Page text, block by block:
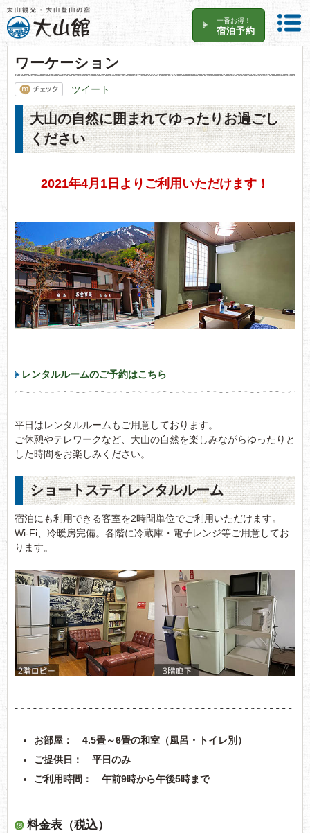
一番お得！
宿泊予約
ワーケーション
ツイート
大山の自然に囲まれてゆったりお過ごし
ください
2021年4月1日よりご利用いただけます！
レンタルルームのご予約はこちら
平日はレンタルルームもご用意しております。
ご休憩やテレワークなど、大山の自然を楽しみながらゆったりと
した時間をお楽しみください。
ショートステイレンタルルーム
宿泊にも利用できる客室を2時間単位でご利用いただけます。
Wi-Fi、冷暖房完備。各階に冷蔵庫・電子レンジ等ご用意してお
ります。
お部屋： 4.5畳～6畳の和室（風呂・トイレ別）
ご提供日： 平日のみ
ご利用時間： 午前9時から午後5時まで
料金表（税込）